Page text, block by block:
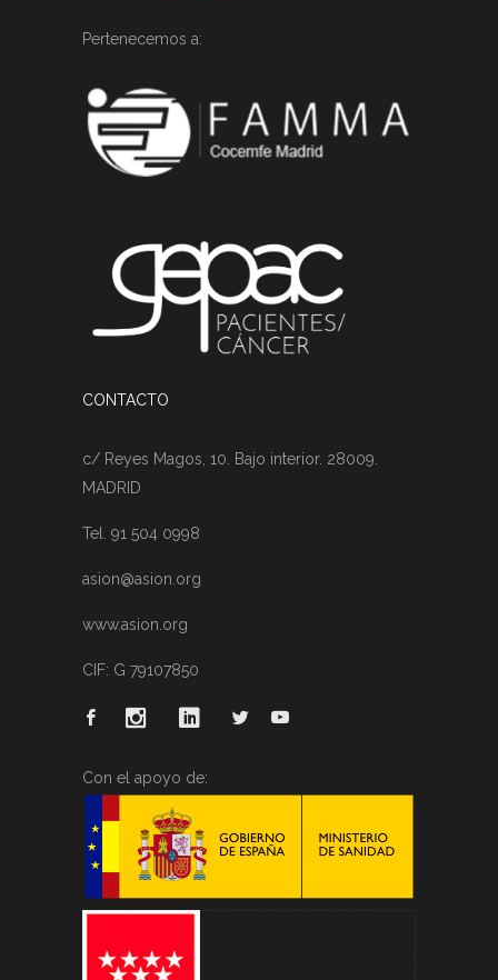
Pertenecemos a:
CONTACTO
c/ Reyes Magos, 10. Bajo interior. 28009.
MADRID
Tel. 91 504 0998
asion@asion.org
www.asion.org
CIF: G 79107850
Con el apoyo de: